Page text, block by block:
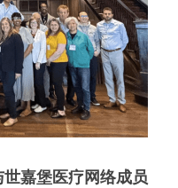
世嘉堡医疗网络成员